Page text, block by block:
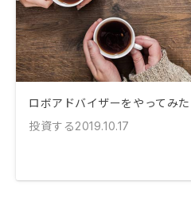
ロボアドバイザーをやってみた
投資する2019.10.17